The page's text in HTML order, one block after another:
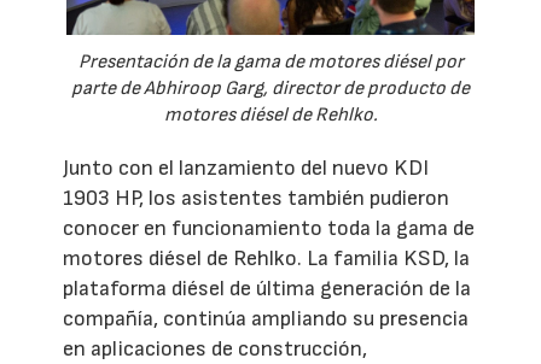
Presentación de la gama de motores diésel por
parte de Abhiroop Garg, director de producto de
motores diésel de Rehlko.
Junto con el lanzamiento del nuevo KDI
1903 HP, los asistentes también pudieron
conocer en funcionamiento toda la gama de
motores diésel de Rehlko. La familia KSD, la
plataforma diésel de última generación de la
compañía, continúa ampliando su presencia
en aplicaciones de construcción,